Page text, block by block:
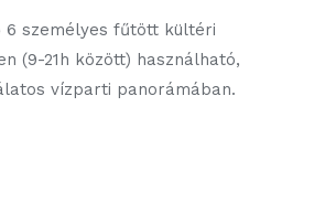
személyes fűtött kültéri
(9-21h között) használható,
vízparti panorámában.